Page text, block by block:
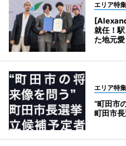
エリア特集
就任！
た地元愛
エリア特集
“町田市
町田市